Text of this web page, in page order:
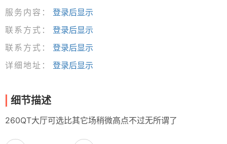
服务内容：
登录后显示
联系方式：
登录后显示
联系方式：
登录后显示
详细地址：
登录后显示
细节描述
260QT大厅可选比其它场稍微高点不过无所谓了